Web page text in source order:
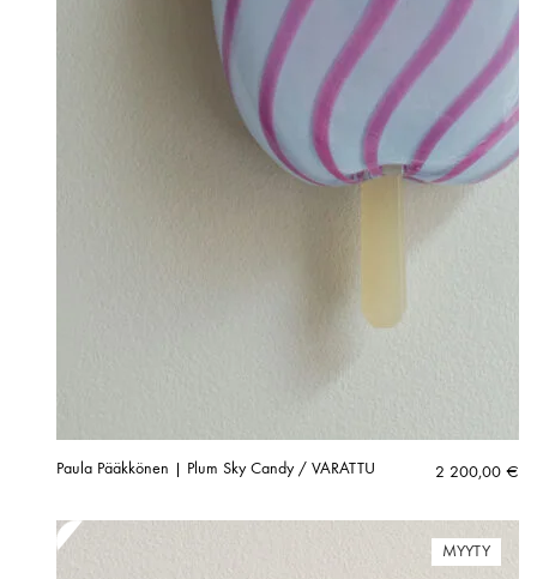
Paula Pääkkönen | Plum Sky Candy / VARATTU 2 200,00 €
MYYTY